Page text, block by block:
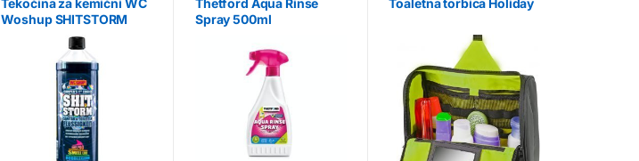
Woshup SHITSTORM
Spray 500ml